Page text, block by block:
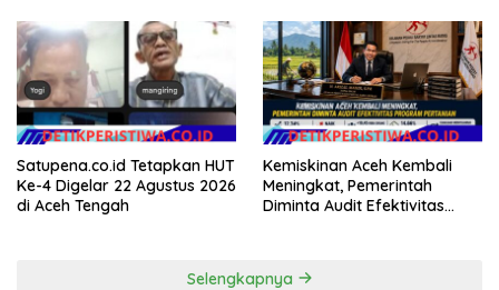
Masyarakat
Teknologi, dan Kepastian
Hukum Menuju Indonesia
Emas 2045
Satupena.co.id Tetapkan HUT
Ke-4 Digelar 22 Agustus 2026
di Aceh Tengah
Kemiskinan Aceh Kembali
Meningkat, Pemerintah
Diminta Audit Efektivitas
Selengkapnya